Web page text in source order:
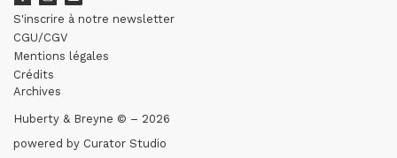
S'inscrire à notre newsletter
CGU/CGV
Mentions légales
Crédits
Archives
Huberty & Breyne © – 2026
powered by Curator Studio